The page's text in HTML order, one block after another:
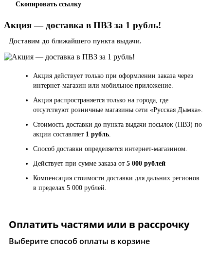
Скопировать ссылку
Акция — доставка в ПВЗ за 1 рубль!
Доставим до ближайшего пункта выдачи.
Акция действует только при оформлении заказа через
интернет-магазин или мобильное приложение.
Акция распространяется только на города, где
отсутствуют розничные магазины сети «Русская Дымка».
Стоимость доставки до пункта выдачи посылок (ПВЗ) по
акции составляет 1 рубль.
Способ доставки определяется интернет-магазином.
Действует при сумме заказа от 5 000 рублей
Компенсация стоимости доставки для дальних регионов
в пределах 5 000 рублей.
Оплатить частями или в рассрочку
Выберите способ оплаты в корзине